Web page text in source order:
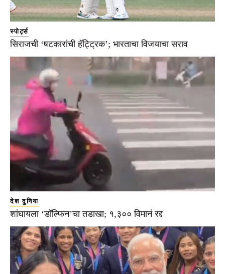
स्पोर्ट्स
सिराजची ‘षटकारांची हॅट्ट्रिक’; भारताचा विजयाचा सराव
देश दुनिया
शांघायला ‘डॉल्फिन’चा तडाखा; १,३०० विमानं रद्द